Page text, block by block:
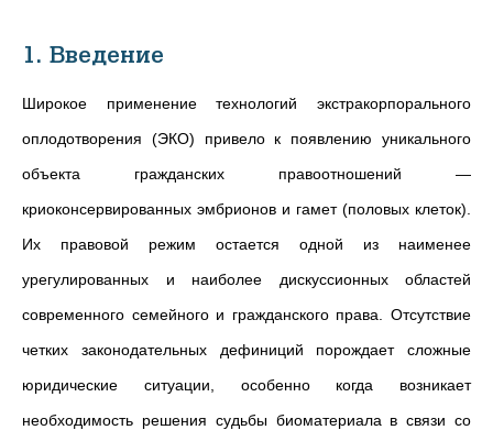
1. Введение
Широкое применение технологий экстракорпорального
оплодотворения (ЭКО) привело к появлению уникального
объекта гражданских правоотношений —
криоконсервированных эмбрионов и гамет (половых клеток).
Их правовой режим остается одной из наименее
урегулированных и наиболее дискуссионных областей
современного семейного и гражданского права. Отсутствие
четких законодательных дефиниций порождает сложные
юридические ситуации, особенно когда возникает
необходимость решения судьбы биоматериала в связи со